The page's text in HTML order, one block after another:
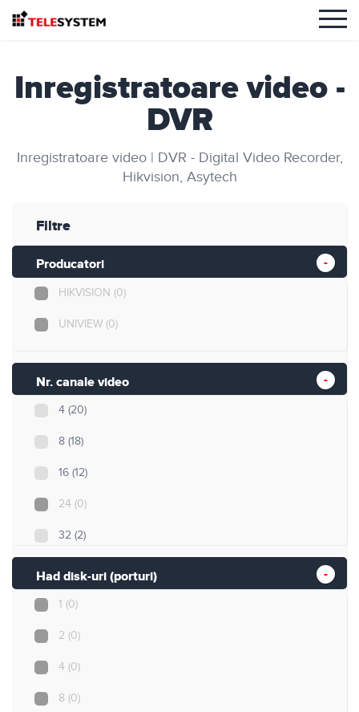
Inregistratoare video -
DVR
Inregistratoare video | DVR - Digital Video Recorder,
Hikvision, Asytech
Filtre
Producatori
HIKVISION (0)
UNIVIEW (0)
Nr. canale video
4 (20)
8 (18)
16 (12)
24 (0)
32 (2)
Had disk-uri (porturi)
1 (0)
2 (0)
4 (0)
8 (0)